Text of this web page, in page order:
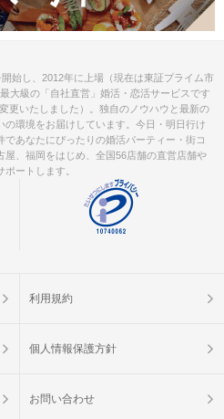
始し、2012年に上場（現在は東証プライム市
大級の「自社直営」婚活・恋活サービスです
更いたしました）。独自のノウハウと最新の
の環境をお届けしています。今日・明日行け
あなたにぴったりの婚活パーティー・街コ
屋、福岡をはじめ、全国56店舗の直営店舗や
ートします。
利用規約
個人情報保護方針
お問い合わせ